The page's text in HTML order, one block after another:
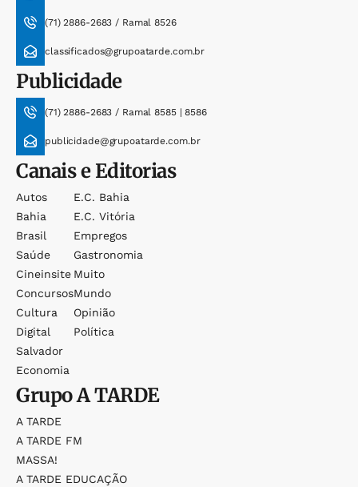
(71) 2886-2683 / Ramal 8526
classificados@grupoatarde.com.br
Publicidade
(71) 2886-2683 / Ramal 8585 | 8586
publicidade@grupoatarde.com.br
Canais e Editorias
Autos
Bahia
Brasil
Saúde
Cineinsite
Concursos
Cultura
Digital
Salvador
Economia
E.c. Bahia
E.c. Vitória
Empregos
Gastronomia
Muito
Mundo
Opinião
Política
GrupoA TARDE
A TARDE
A TARDE FM
MASSA!
A TARDE EDUCAÇÃO